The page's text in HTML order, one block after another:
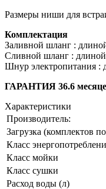
Размеры ниши для
Комплектация
Заливной шланг :
Сливной шланг :
Шнур электропитания :
ГАРАНТИЯ 36.6
Характеристики
Производитель:
Загрузка (комплектов
Класс
Класс мойки
Класс сушки
Расход воды (л)